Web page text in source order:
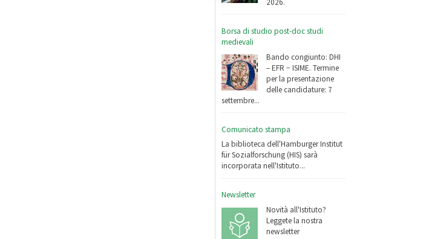
Borsa di studio post-doc studi
medievali
Bando congiunto: DHI
– EFR − ISIME. Termine
per la presentazione
delle candidature: 7
settembre...
Comunicato stampa
La biblioteca dell'Hamburger Institut
für Sozialforschung (HIS) sarà
incorporata nell'Istituto...
Newsletter
Novità all'Istituto?
Leggete la nostra
newsletter